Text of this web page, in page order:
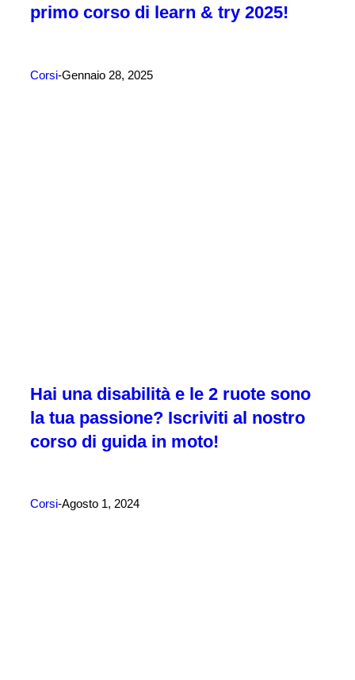
primo corso di learn & try 2025!
Corsi Gennaio 28, 2025
Hai una disabilità e le 2 ruote sono
la tua passione? Iscriviti al nostro
corso di guida in moto!
Corsi Agosto 1, 2024